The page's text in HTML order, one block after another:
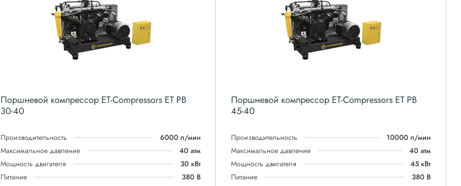
Поршневой компрессор ET-Compressors ET PB
30-40
Производительность
6000 л/мин
Максимальное давление
40 атм
Мощность двигателя
30 кВт
Питание
380 В
Поршневой компрессор ET-Compressors ET PB
45-40
Производительность
10000 л/мин
Максимальное давление
40 атм
Мощность двигателя
45 кВт
Питание
380 В